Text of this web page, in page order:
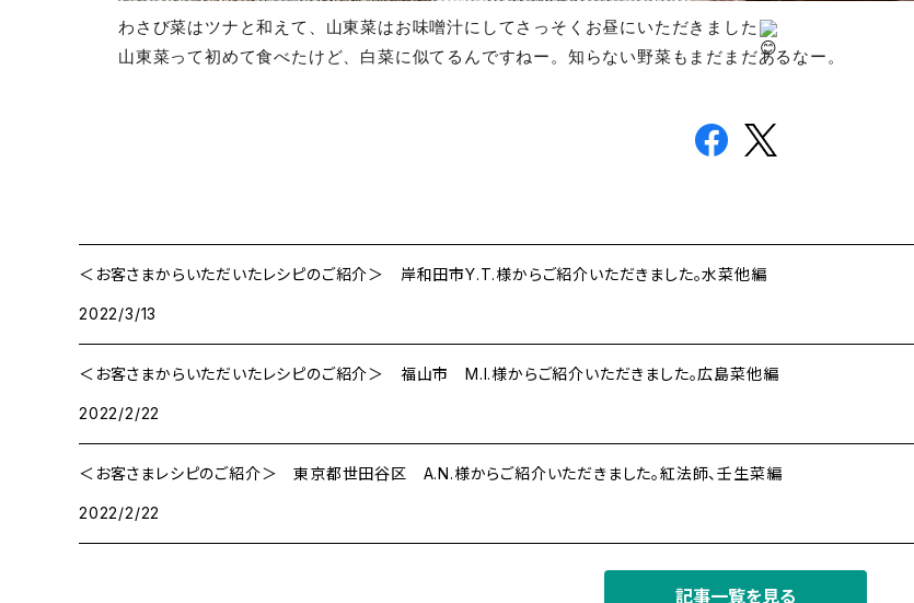
わさび菜はツナと和えて、山東菜はお味噌汁にしてさっそくお昼にいただきました
山東菜って初めて食べたけど、白菜に似てるんですねー。知らない野菜もまだまだあるなー。
＜お客さまからいただいたレシピのご紹介＞ 岸和田市Y.T.様からご紹介いただきました。水菜他編
2022/3/13
＜お客さまからいただいたレシピのご紹介＞ 福山市 M.I.様からご紹介いただきました。広島菜他編
2022/2/22
＜お客さまレシピのご紹介＞ 東京都世田谷区 A.N.様からご紹介いただきました。紅法師、壬生菜編
2022/2/22
記事一覧を見る